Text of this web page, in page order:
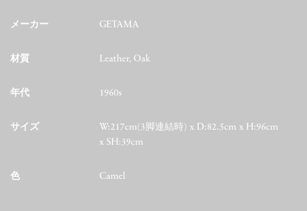
メーカー GETAMA
材質 Leather, Oak
年代 1960s
サイズ
W:217cm(3脚連結時) x D:82.5cm x H:96cm
x SH:39cm
色 Camel